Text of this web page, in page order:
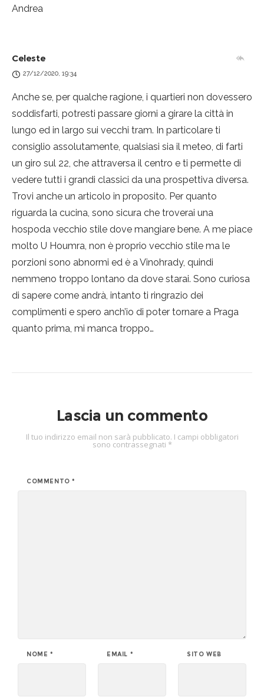
Andrea
Celeste
27/12/2020, 19:34
Anche se, per qualche ragione, i quartieri non dovessero
soddisfarti, potresti passare giorni a girare la città in
lungo ed in largo sui vecchi tram. In particolare ti
consiglio assolutamente, qualsiasi sia il meteo, di farti
un giro sul 22, che attraversa il centro e ti permette di
vedere tutti i grandi classici da una prospettiva diversa.
Trovi anche un articolo in proposito. Per quanto
riguarda la cucina, sono sicura che troverai una
hospoda vecchio stile dove mangiare bene. A me piace
molto U Houmra, non è proprio vecchio stile ma le
porzioni sono abnormi ed è a Vinohrady, quindi
nemmeno troppo lontano da dove starai. Sono curiosa
di sapere come andrà, intanto ti ringrazio dei
complimenti e spero anch’io di poter tornare a Praga
quanto prima, mi manca troppo…
Lascia un commento
Il tuo indirizzo email non sarà pubblicato. I campi obbligatori
sono contrassegnati *
COMMENTO*
NOME * EMAIL * SITO WEB